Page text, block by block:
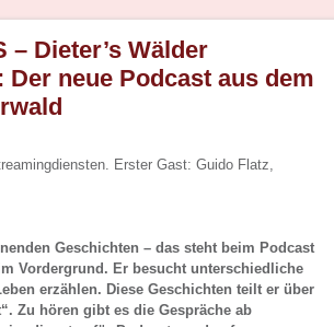
– Dieter’s Wälder
Der neue Podcast aus dem
Erster Gast: Guido Flatz,
Geschichten – das steht beim Podcast
Vordergrund. Er besucht unterschiedliche
erzählen. Diese Geschichten teilt er über
Zu hören gibt es die Gespräche ab